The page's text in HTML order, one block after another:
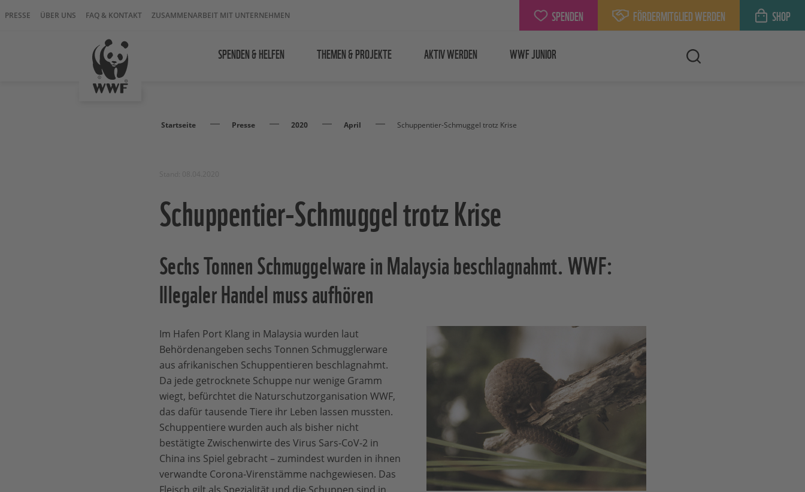
PRESSE ÜBER UNS FAQ & KONTAKT ZUSAMMENARBEIT MIT UNTERNEHMEN SPENDEN FÖRDERMITGLIED WERDEN SHOP
SPENDEN & HELFEN THEMEN & PROJEKTE AKTIV WERDEN WWF JUNIOR
Startseite Presse 2020 April Schuppentier-Schmuggel trotz Krise
Schuppentier-Schmuggel trotz Krise
Sechs Tonnen Schmuggelware in Malaysia beschlagnahmt. WWF:
Illegaler Handel muss aufhören
Im Hafen Port Klang in Malaysia wurden laut
Behördenangeben sechs Tonnen Schmugglerware
aus afrikanischen Schuppentieren beschlagnahmt.
Da jede getrocknete Schuppe nur wenige Gramm
wiegt, befürchtet die Naturschutzorganisation WWF,
das dafür tausende Tiere ihr Leben lassen mussten.
Schuppentiere wurden auch als bisher nicht
bestätigte Zwischenwirte des Virus Sars-CoV-2 in
China ins Spiel gebracht – zumindest wurden in ihnen
verwandte Corona-Virenstämme nachgewiesen. Das